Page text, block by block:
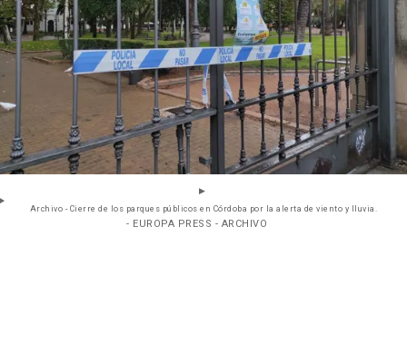
Archivo - Cierre de los parques públicos en Córdoba por la alerta de viento y lluvia.
- EUROPA PRESS - ARCHIVO